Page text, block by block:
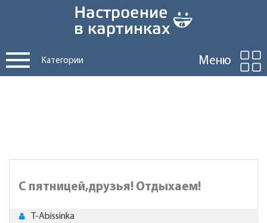
Категории Меню
С пятницей,друзья! Отдыхаем!
T-Abissinka